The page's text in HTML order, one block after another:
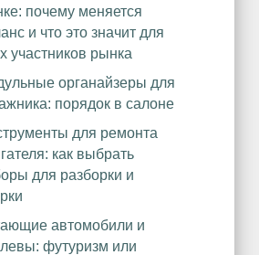
почему меняется
и что это значит для
участников рынка
органайзеры для
порядок в салоне
для ремонта
как выбрать
для разборки и
автомобили и
футуризм или